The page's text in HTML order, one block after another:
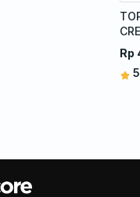
Rp
5